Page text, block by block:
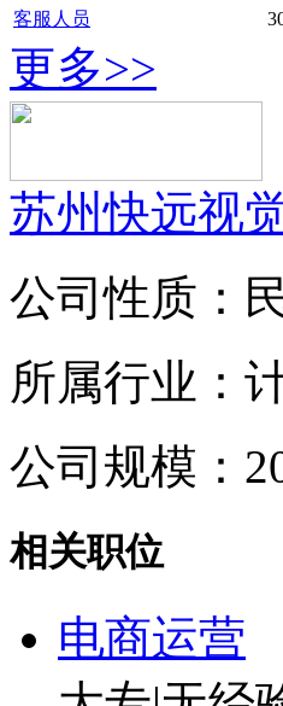
客服人员
更多>>
苏州快远视
公司性质：
所属行业：
公司规模：
相关职位
电商运营